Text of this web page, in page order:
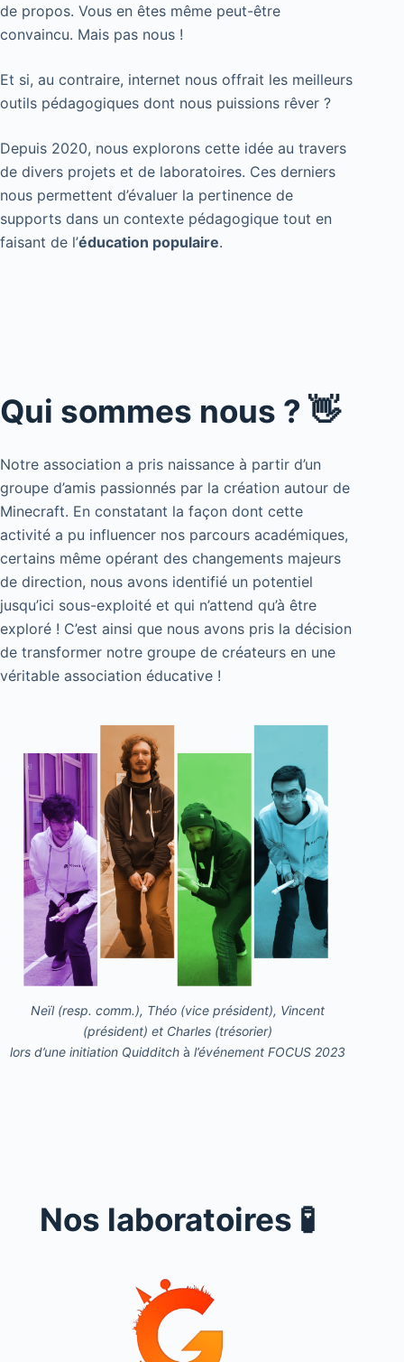
de propos. Vous en êtes même peut-être
convaincu. Mais pas nous !
Et si, au contraire, internet nous offrait les meilleurs
outils pédagogiques dont nous puissions rêver ?
Depuis 2020, nous explorons cette idée au travers
de divers projets et de laboratoires. Ces derniers
nous permettent d’évaluer la pertinence de
supports dans un contexte pédagogique tout en
faisant de l’éducation populaire.
Qui sommes nous ? 👋
Notre association a pris naissance à partir d’un
groupe d’amis passionnés par la création autour de
Minecraft. En constatant la façon dont cette
activité a pu influencer nos parcours académiques,
certains même opérant des changements majeurs
de direction, nous avons identifié un potentiel
jusqu’ici sous-exploité et qui n’attend qu’à être
exploré ! C’est ainsi que nous avons pris la décision
de transformer notre groupe de créateurs en une
véritable association éducative !
Neïl (resp. comm.), Théo (vice président), Vincent
(président) et Charles (trésorier)
lors d’une initiation Quidditch à l’événement FOCUS 2023
Nos laboratoires 🧪